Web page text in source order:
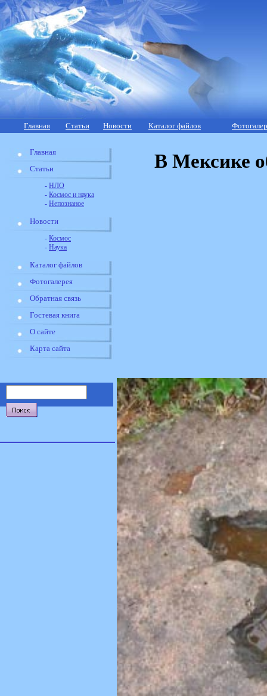
Главная Статьи Новости Каталог файлов
Главная
Статьи
- НЛО
- Космос и наука
- Непознаное
Новости
- Космос
- Наука
Каталог файлов
Фотогалерея
Обратная связь
Гостевая книга
О сайте
Карта сайта
В Мексике